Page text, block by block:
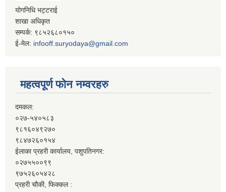
योगनिधि भट्टराई
शाखा अधिकृत
सम्पर्क: ९८५२६८०१५०
ई-मेल: infooff.suryodaya@gmail.com
महत्वपूर्ण फोन नम्वरहरु
दमकल:
०२७-५४०५८३
९८१६०४९२७०
९८४७२६०१५४
ईलाका प्रहरी कार्यालय, पशुपतिनगर:
०२७५५००९९
९७५२६०५४२८
प्रहरी चौकी, फिक्कल :